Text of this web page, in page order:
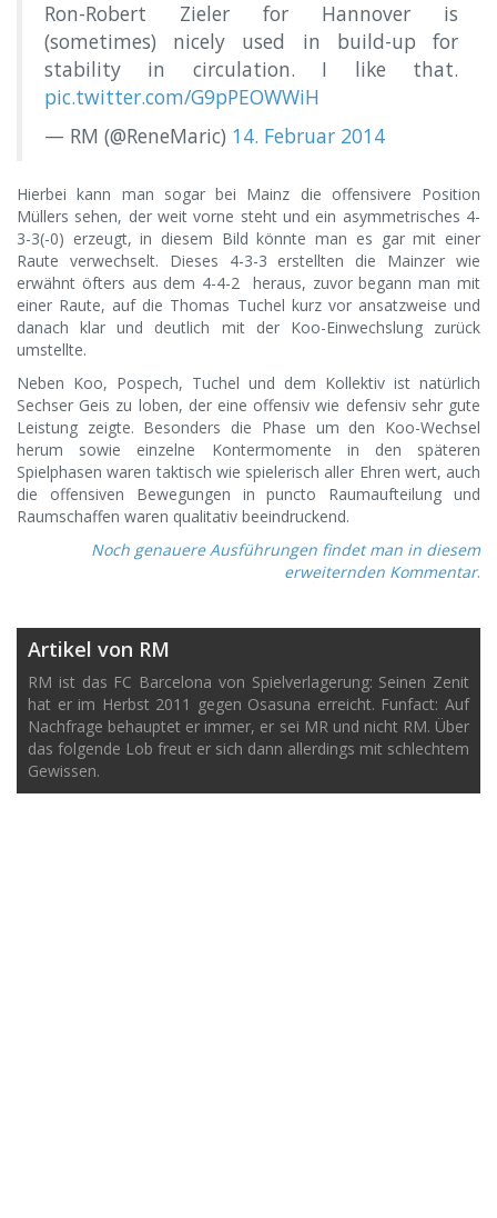
Ron-Robert Zieler for Hannover is
(sometimes) nicely used in build-up for
stability in circulation. I like that.
pic.twitter.com/G9pPEOWWiH
— RM (@ReneMaric) 14. Februar 2014
Hierbei kann man sogar bei Mainz die offensivere Position
Müllers sehen, der weit vorne steht und ein asymmetrisches 4-
3-3(-0) erzeugt, in diesem Bild könnte man es gar mit einer
Raute verwechselt. Dieses 4-3-3 erstellten die Mainzer wie
erwähnt öfters aus dem 4-4-2 heraus, zuvor begann man mit
einer Raute, auf die Thomas Tuchel kurz vor ansatzweise und
danach klar und deutlich mit der Koo-Einwechslung zurück
umstellte.
Neben Koo, Pospech, Tuchel und dem Kollektiv ist natürlich
Sechser Geis zu loben, der eine offensiv wie defensiv sehr gute
Leistung zeigte. Besonders die Phase um den Koo-Wechsel
herum sowie einzelne Kontermomente in den späteren
Spielphasen waren taktisch wie spielerisch aller Ehren wert, auch
die offensiven Bewegungen in puncto Raumaufteilung und
Raumschaffen waren qualitativ beeindruckend.
Noch genauere Ausführungen findet man in diesem
erweiternden Kommentar.
Artikel von RM
RM ist das FC Barcelona von Spielverlagerung: Seinen Zenit
hat er im Herbst 2011 gegen Osasuna erreicht. Funfact: Auf
Nachfrage behauptet er immer, er sei MR und nicht RM. Über
das folgende Lob freut er sich dann allerdings mit schlechtem
Gewissen.